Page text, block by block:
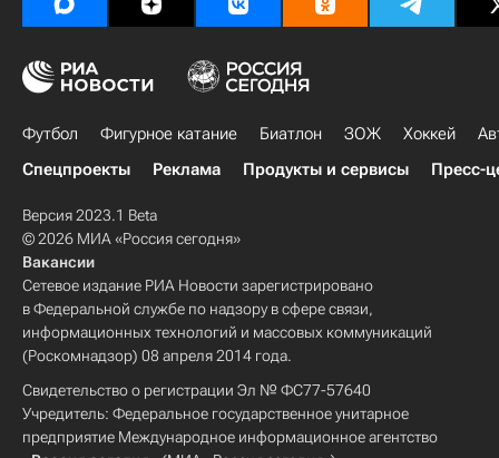
Футбол Фигурное катание Биатлон ЗОЖ Хоккей
Спецпроекты
Реклама Продукты и сервисы Пресс-
Версия 2023.1 Beta
© 2026 МИА «Россия сегодня»
Вакансии
Сетевое издание РИА Новости зарегистрировано
в Федеральной службе по надзору в сфере связи,
информационных технологий и массовых коммуникаций
(Роскомнадзор) 08 апреля 2014 года.
Свидетельство о регистрации Эл № ФС77-57640
Учредитель: Федеральное государственное унитарное
предприятие Международное информационное агентство